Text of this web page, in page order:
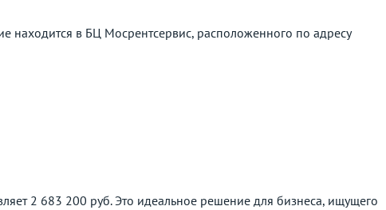
в БЦ Мосрентсервис, расположенного по адресу
2 683 200 руб. Это идеальное решение для бизнеса, ищущего